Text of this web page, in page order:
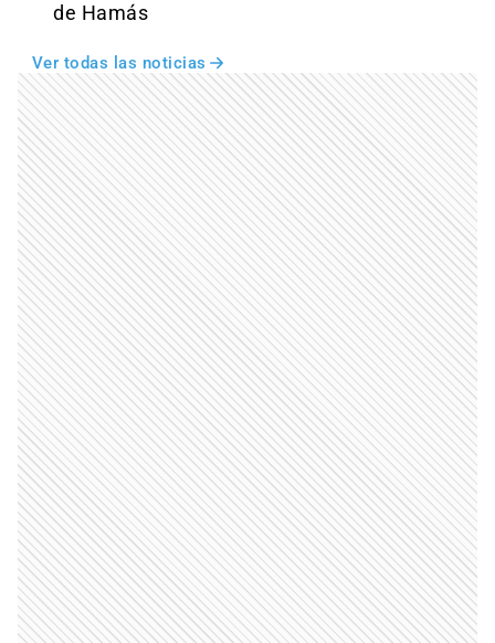
de Hamás
Ver todas las noticias